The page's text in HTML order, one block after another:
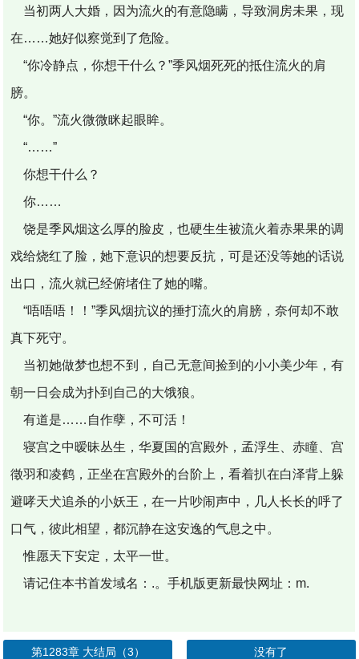
当初两人大婚，因为流火的有意隐瞒，导致洞房未果，现
在……她好似察觉到了危险。
“你冷静点，你想干什么？”季风烟死死的抵住流火的肩
膀。
“你。”流火微微眯起眼眸。
“……”
你想干什么？
你……
饶是季风烟这么厚的脸皮，也硬生生被流火着赤果果的调
戏给烧红了脸，她下意识的想要反抗，可是还没等她的话说
出口，流火就已经俯堵住了她的嘴。
“唔唔唔！！”季风烟抗议的捶打流火的肩膀，奈何却不敢
真下死守。
当初她做梦也想不到，自己无意间捡到的小小美少年，有
朝一日会成为扑到自己的大饿狼。
有道是……自作孽，不可活！
寝宫之中暧昧丛生，华夏国的宫殿外，孟浮生、赤瞳、宫
徵羽和凌鹤，正坐在宫殿外的台阶上，看着扒在白泽背上躲
避哮天犬追杀的小妖王，在一片吵闹声中，几人长长的呼了
口气，彼此相望，都沉静在这安逸的气息之中。
惟愿天下安定，太平一世。
请记住本书首发域名：.。手机版更新最快网址：m.
第1283章 大结局（3） 没有了